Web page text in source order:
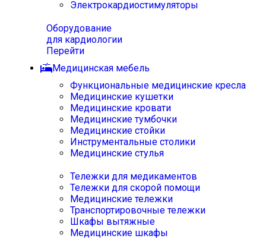
Электрокардиостимуляторы
Оборудование
для кардиологии
Перейти
Медицинская мебель
Функциональные медицинские кресла
Медицинские кушетки
Медицинские кровати
Медицинские тумбочки
Медицинские стойки
Инструментальные столики
Медицинские стулья
Тележки для медикаментов
Тележки для скорой помощи
Медицинские тележки
Транспортировочные тележки
Шкафы вытяжные
Медицинские шкафы